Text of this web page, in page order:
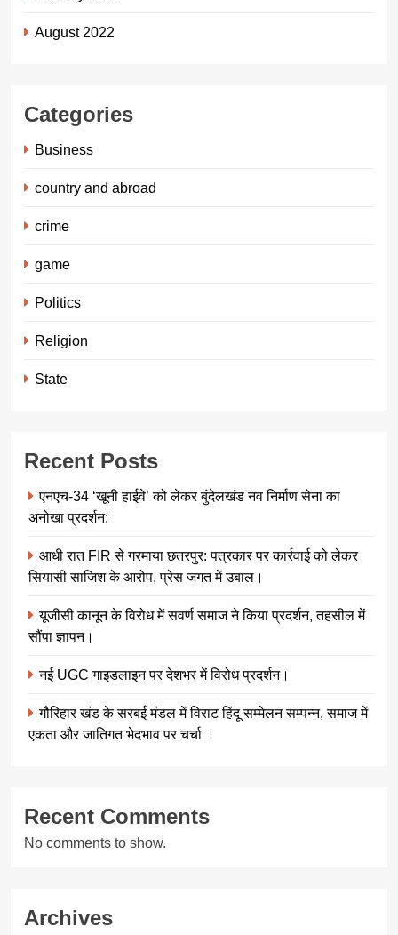
August 2022
Categories
Business
country and abroad
crime
game
Politics
Religion
State
Recent Posts
एनएच-34 ‘खूनी हाईवे’ को लेकर बुंदेलखंड नव निर्माण सेना का
अनोखा प्रदर्शन:
आधी रात FIR से गरमाया छतरपुर: पत्रकार पर कार्रवाई को लेकर
सियासी साजिश के आरोप, प्रेस जगत में उबाल।
यूजीसी कानून के विरोध में सवर्ण समाज ने किया प्रदर्शन, तहसील में
सौंपा ज्ञापन।
नई UGC गाइडलाइन पर देशभर में विरोध प्रदर्शन।
गौरिहार खंड के सरबई मंडल में विराट हिंदू सम्मेलन सम्पन्न, समाज में
एकता और जातिगत भेदभाव पर चर्चा ।
Recent Comments
No comments to show.
Archives